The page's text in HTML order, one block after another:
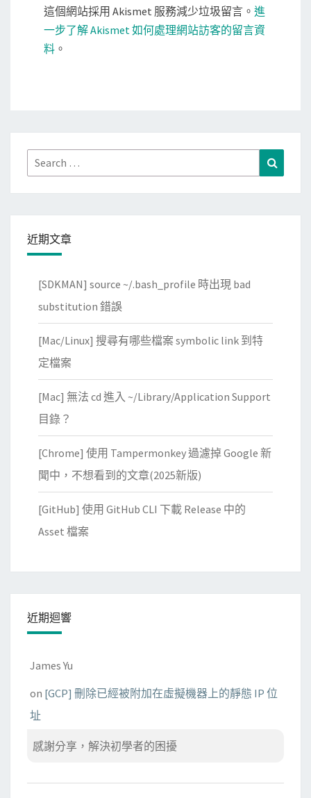
這個網站採用 Akismet 服務減少垃圾留言。 進
一步了解 Akismet 如何處理網站訪客的留言資
料 。
Search
for:
近期文章
[SDKMAN] source ~/.bash_profile 時出現 bad
substitution 錯誤
[Mac/Linux] 搜尋有哪些檔案 symbolic link 到特
定檔案
[Mac] 無法 cd 進入 ~/Library/Application Support
目錄？
[Chrome] 使用 Tampermonkey 過濾掉 Google 新
聞中，不想看到的文章(2025新版)
[GitHub] 使用 GitHub CLI 下載 Release 中的
Asset 檔案
近期迴響
James Yu
on [GCP] 刪除已經被附加在虛擬機器上的靜態 IP 位
址
感謝分享，解決初學者的困擾